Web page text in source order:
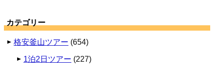
カテゴリー
格安釜山ツアー (654)
1泊2日ツアー (227)